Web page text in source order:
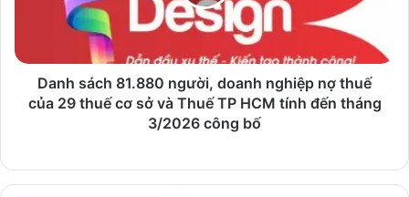
của
thuế
Danh sách 81.880‬ người, doanh nghiệp nợ thuế
của 29 thuế cơ sở và Thuế TP HCM tính đến tháng
3/2026 công bố